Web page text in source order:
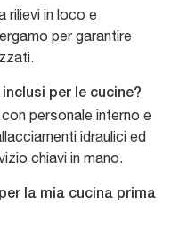
rilievi in loco e
per garantire
per le cucine?
personale interno e
idraulici ed
chiavi in mano.
la mia cucina prima